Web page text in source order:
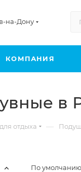
на-Дону
КОМПАНИЯ
в
отдыха —
По